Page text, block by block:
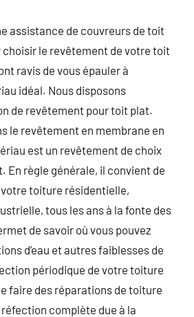
assistance de couvreurs de toit
choisir le revêtement de votre toit
ravis de vous épauler à
idéal. Nous disposons
de revêtement pour toit plat.
le revêtement en membrane en
est un revêtement de choix
En règle générale, il convient de
toiture résidentielle,
tous les ans à la fonte des
de savoir où vous pouvez
d’eau et autres faiblesses de
périodique de votre toiture
faire des réparations de toiture
réfection complète due à la